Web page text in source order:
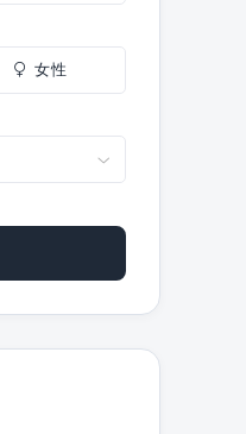
女性